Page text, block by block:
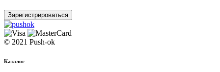
Зарегистрироваться
© 2021 Push-ok
Каталог